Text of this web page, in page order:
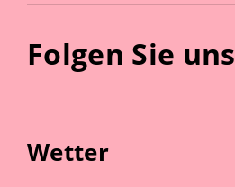
Folgen Sie uns
Wetter